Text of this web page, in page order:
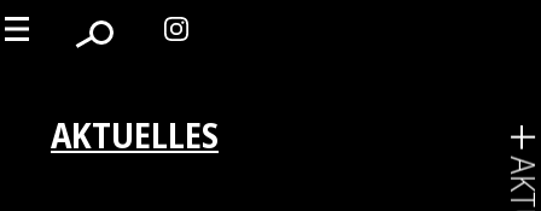
AKTUELLES